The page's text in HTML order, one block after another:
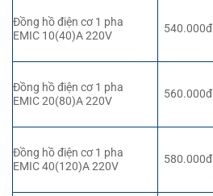
Đồng hồ điện cơ 1 pha
EMIC 10(40)A 220V
540.000đ
Đồng hồ điện cơ 1 pha
EMIC 20(80)A 220V
560.000đ
Đồng hồ điện cơ 1 pha
EMIC 40(120)A 220V
580.000đ